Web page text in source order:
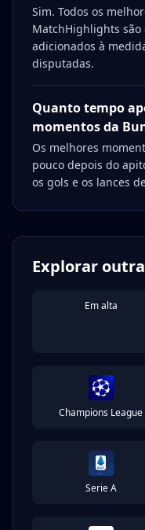
Sim. Todos os
MatchHighlights são
adicionados à
disputadas.
Quanto tempo
momentos da
Os melhores
pouco depois do
os gols e os lances
Explorar
Em alta
Champions League
Serie A